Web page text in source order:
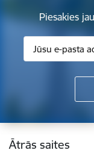
Piesakies
Kājene
Ātrās saites